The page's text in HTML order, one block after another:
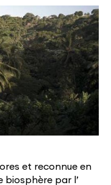
et reconnue en
biosphère par l’